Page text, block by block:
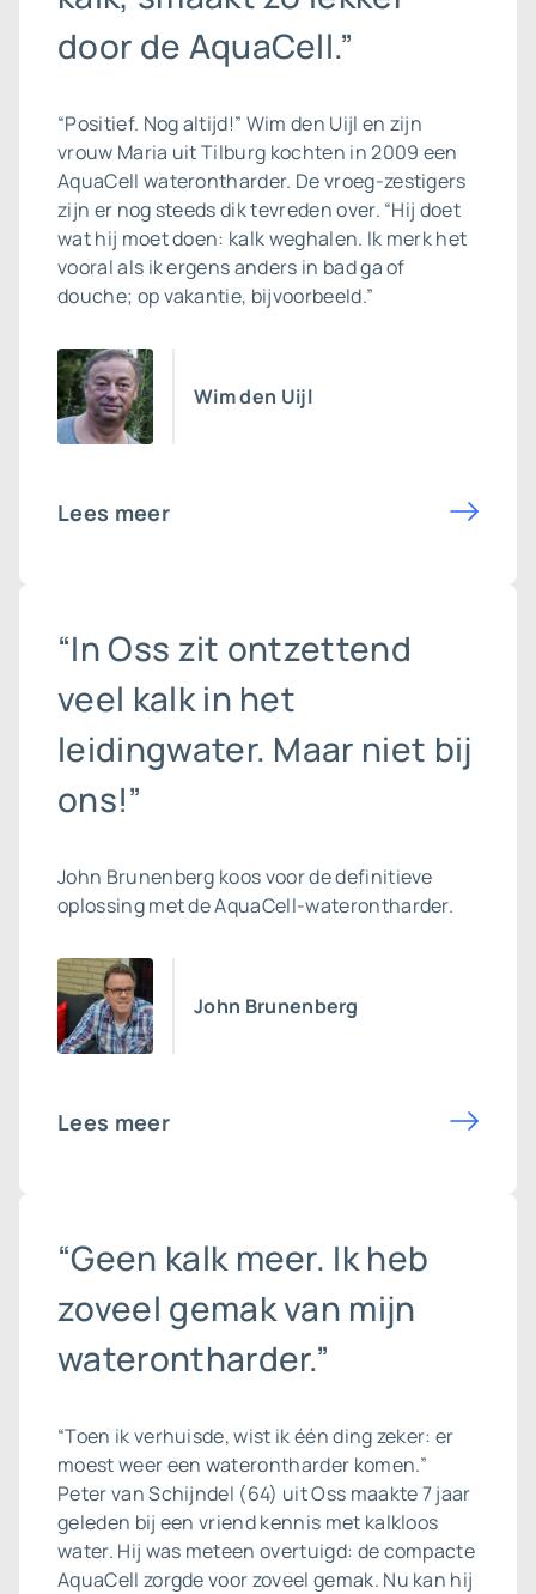
door de AquaCell.”
“Positief. Nog altijd!” Wim den Uijl en zijn
vrouw Maria uit Tilburg kochten in 2009 een
AquaCell waterontharder. De vroeg-zestigers
zijn er nog steeds dik tevreden over. “Hij doet
wat hij moet doen: kalk weghalen. Ik merk het
vooral als ik ergens anders in bad ga of
douche; op vakantie, bijvoorbeeld.”
Wim den Uijl
Lees meer
“In Oss zit ontzettend
veel kalk in het
leidingwater. Maar niet bij
ons!”
John Brunenberg koos voor de definitieve
oplossing met de AquaCell-waterontharder.
John Brunenberg
Lees meer
“Geen kalk meer. Ik heb
zoveel gemak van mijn
waterontharder.”
“Toen ik verhuisde, wist ik één ding zeker: er
moest weer een waterontharder komen.”
Peter van Schijndel (64) uit Oss maakte 7 jaar
geleden bij een vriend kennis met kalkloos
water. Hij was meteen overtuigd: de compacte
AquaCell zorgde voor zoveel gemak. Nu kan hij